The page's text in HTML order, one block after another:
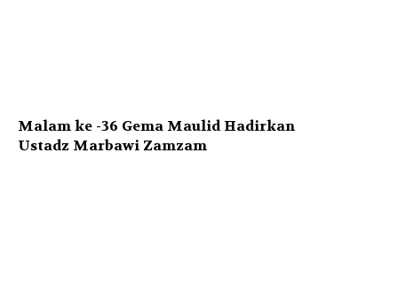
Malam ke -36 Gema Maulid Hadirkan
Ustadz Marbawi Zamzam